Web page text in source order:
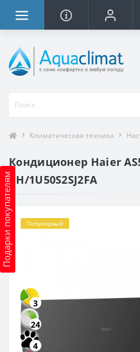
Подарки покупателям
Климатическая техника
Кондиционер Haier
BH/1U50S2SJ2FA
Популярный
3
24
4